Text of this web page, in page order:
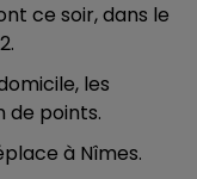
ce soir, dans le
les
de points.
à Nîmes.